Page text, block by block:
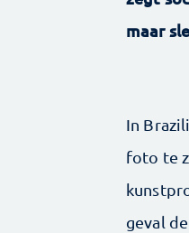
maar
In
foto te
geval